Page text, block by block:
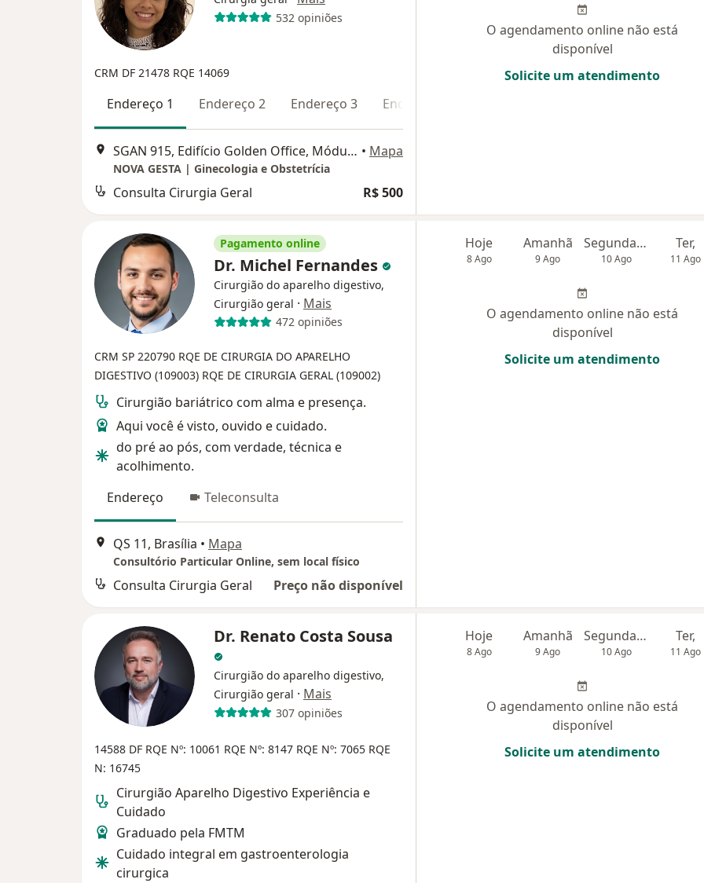
532 opiniões
CRM DF 21478 RQE 14069
Endereço 1 Endereço 2 Endereço 3 Endereço 4
SGAN 915, Edifício Golden Office, Módulo G, Bloco E, Térreo, Sala 002, Brasília • Mapa
NOVA GESTA | Ginecologia e Obstetrícia
Consulta Cirurgia Geral R$ 500
O agendamento online não está
disponível
Solicite um atendimento
Pagamento online
Dr. Michel Fernandes
Cirurgião do aparelho digestivo,
Cirurgião geral · Mais
472 opiniões
CRM SP 220790 RQE DE CIRURGIA DO APARELHO
DIGESTIVO (109003) RQE DE CIRURGIA GERAL (109002)
Cirurgião bariátrico com alma e presença.
Aqui você é visto, ouvido e cuidado.
do pré ao pós, com verdade, técnica e
acolhimento.
Endereço
Teleconsulta
QS 11, Brasília • Mapa
Consultório Particular Online, sem local físico
Consulta Cirurgia Geral Preço não disponível
Hoje
8 Ago
Amanhã
9 Ago
Segunda-feira
10 Ago
Ter,
11 Ago
O agendamento online não está
disponível
Solicite um atendimento
Dr. Renato Costa Sousa
Cirurgião do aparelho digestivo,
Cirurgião geral · Mais
307 opiniões
14588 DF RQE Nº: 10061 RQE Nº: 8147 RQE Nº: 7065 RQE
N: 16745
Cirurgião Aparelho Digestivo Experiência e
Cuidado
Graduado pela FMTM
Cuidado integral em gastroenterologia
cirurgica
Hoje
8 Ago
Amanhã
9 Ago
Segunda-feira
10 Ago
Ter,
11 Ago
O agendamento online não está
disponível
Solicite um atendimento